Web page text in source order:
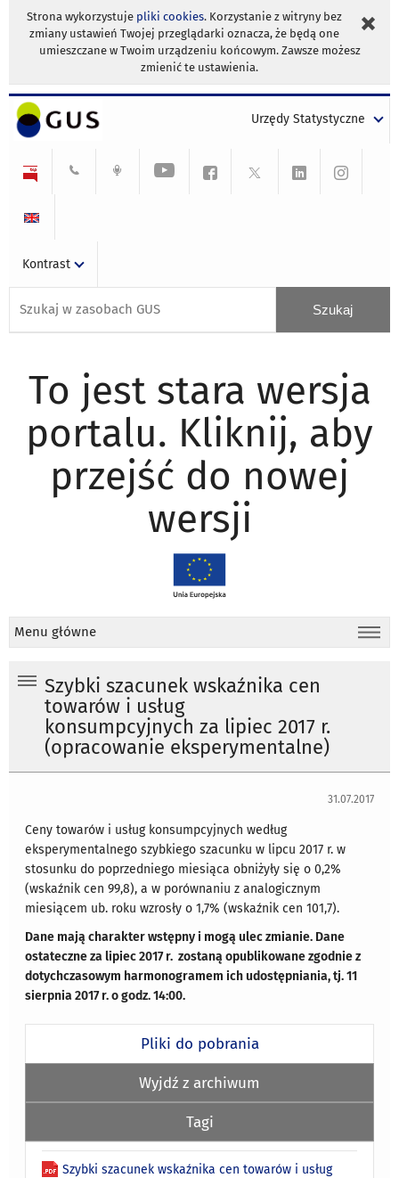
Strona wykorzystuje pliki cookies. Korzystanie z witryny bez
zmiany ustawień Twojej przeglądarki oznacza, że będą one
umieszczane w Twoim urządzeniu końcowym. Zawsze możesz
zmienić te ustawienia.
Urzędy Statystyczne
Kontrast
To jest stara wersja
portalu. Kliknij, aby
przejść do nowej
wersji
Menu główne
Szybki szacunek wskaźnika cen
towarów i usług
konsumpcyjnych za lipiec 2017 r.
(opracowanie eksperymentalne)
31.07.2017
Ceny towarów i usług konsumpcyjnych według
eksperymentalnego szybkiego szacunku w lipcu 2017 r. w
stosunku do poprzedniego miesiąca obniżyły się o 0,2%
(wskaźnik cen 99,8), a w porównaniu z analo­gicznym
miesiącem ub. roku wzrosły o 1,7% (wskaźnik cen 101,7).
Dane mają charakter wstępny i mogą ulec zmianie. Dane
ostateczne za lipiec 2017 r. zostaną opublikowane zgodnie z
dotychczasowym harmonogramem ich udostępniania, tj. 11
sierpnia 2017 r. o godz. 14:00.
Pliki do pobrania
Wyjdź z archiwum
Tagi
Szybki szacunek wskaźnika cen towarów i usług